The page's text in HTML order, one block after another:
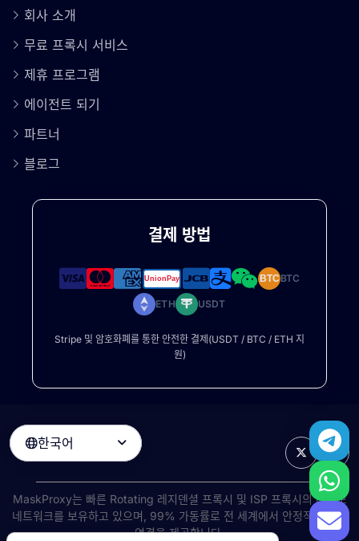
회사 소개
무료 프록시 서비스
제휴 프로그램
에이전트 되기
파트너
블로그
결제 방법
BTCBTC
ETH USDT
Stripe 및 암호화폐를 통한 안전한 결제(USDT / BTC / ETH 지
원)
한국어 
MaskProxy는 빠른 Rotating 레지덴셜 프록시 및 ISP 프록시의 대규모
네트워크를 보유하고 있으며, 99% 가동률로 전 세계에서 안정적인 고속
연결을 제공합니다.